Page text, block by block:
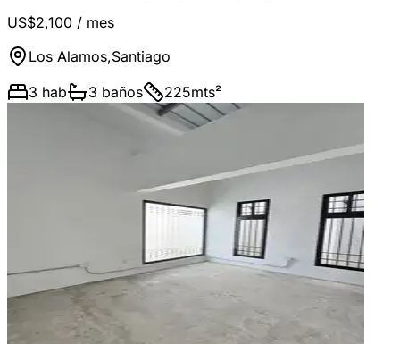
US$2,100 / mes
Los Alamos,Santiago
3 hab 3 baños 225mts²